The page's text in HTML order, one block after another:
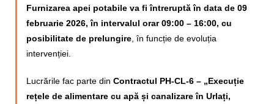
Furnizarea apei potabile va fi întreruptă în data de 09
februarie 2026, în intervalul orar 09:00 – 16:00, cu
posibilitate de prelungire , în funcție de evoluția
intervenției.
Lucrările fac parte din Contractul PH-CL-6 – „Execuție
rețele de alimentare cu apă și canalizare în Urlați,